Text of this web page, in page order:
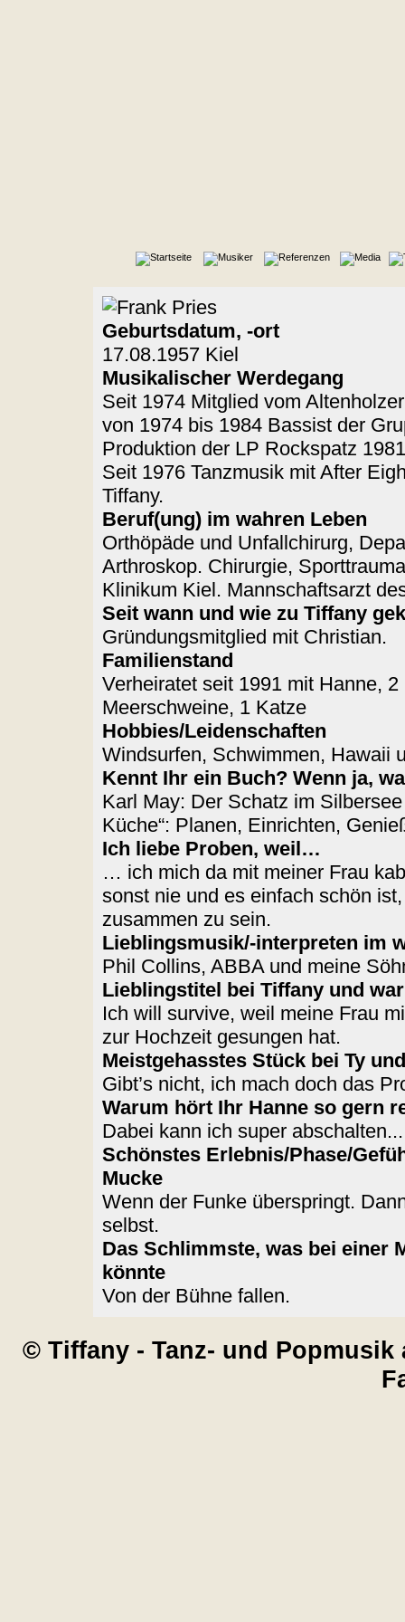
Geburtsdatum, -ort
17.08.1957 Kiel
Musikalischer Werdegang
Seit 1974 Mitglied vom
von 1974 bis 1984 Bassist der
Produktion der LP Rockspatz
Seit 1976 Tanzmusik mit After
Tiffany.
Beruf(ung) im wahren Leben
Orthöpäde und Unfallchirurg,
Arthroskop. Chirurgie,
Klinikum Kiel. Mannschaftsarzt
Seit wann und wie zu Tiffany
Gründungsmitglied mit Christian.
Familienstand
Verheiratet seit 1991 mit Hanne, 2
Meerschweine, 1 Katze
Hobbies/Leidenschaften
Windsurfen, Schwimmen, Hawaii
Kennt Ihr ein Buch? Wenn ja,
Karl May: Der Schatz im Silbersee
Küche“: Planen, Einrichten,
Ich liebe Proben, weil…
… ich mich da mit meiner Frau
sonst nie und es einfach schön
zusammen zu sein.
Lieblingsmusik/-interpreten im
Phil Collins, ABBA und meine
Lieblingstitel bei Tiffany und
Ich will survive, weil meine Frau
zur Hochzeit gesungen hat.
Meistgehasstes Stück bei Ty
Gibt’s nicht, ich mach doch das
Warum hört Ihr Hanne so gern
Dabei kann ich super abschalten...
Schönstes Erlebnis/Phase/
Mucke
Wenn der Funke überspringt.
selbst.
Das Schlimmste, was bei einer
könnte
Von der Bühne fallen.
© Tiffany - Tanz- und